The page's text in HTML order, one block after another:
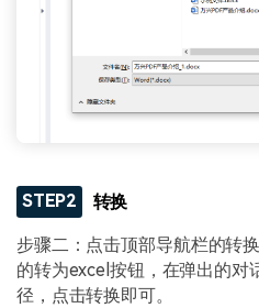
STEP2 转换
步骤二：点击顶部导航栏的转
的转为excel按钮，在弹出的对
径，点击转换即可。